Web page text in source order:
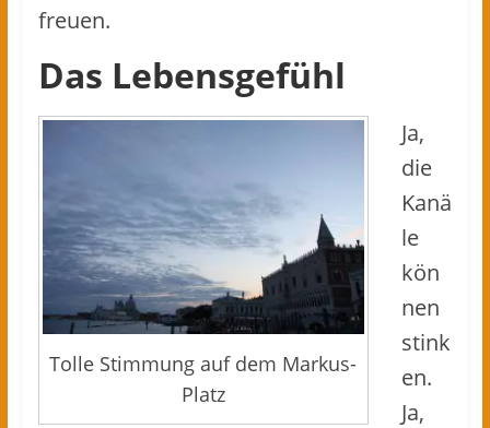
freuen.
Das Lebensgefühl
Tolle Stimmung auf dem Markus-
Platz
Ja,
die
Kanä
le
kön
nen
stink
en.
Ja,